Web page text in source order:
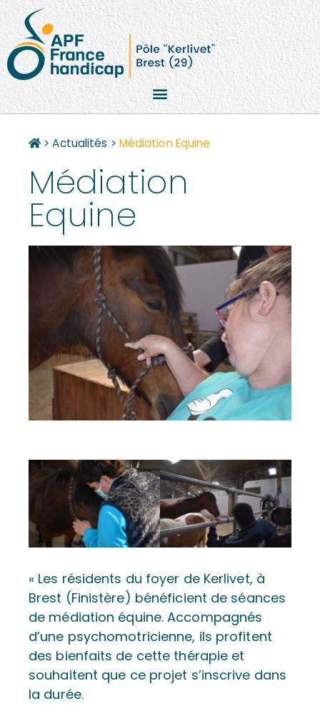
>Actualités > Médiation Equine
Médiation
Equine
« Les résidents du foyer de Kerlivet, à
Brest (Finistère) bénéficient de séances
de médiation équine. Accompagnés
d’une psychomotricienne, ils profitent
des bienfaits de cette thérapie et
souhaitent que ce projet s’inscrive dans
la durée.